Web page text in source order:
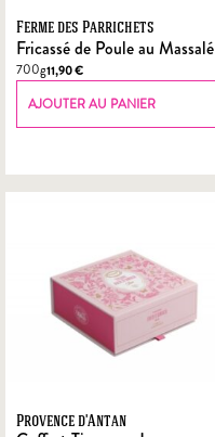
Ferme des Parrichets
Fricassé de Poule au Massalé
700g11,90€
AJOUTER AU PANIER
Provence d'Antan